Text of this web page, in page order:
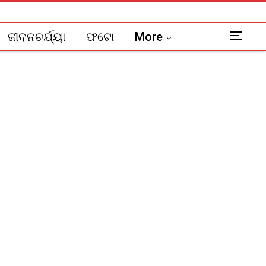
ଜୀବନଚର୍ଯ୍ୟା ଫଟୋ More